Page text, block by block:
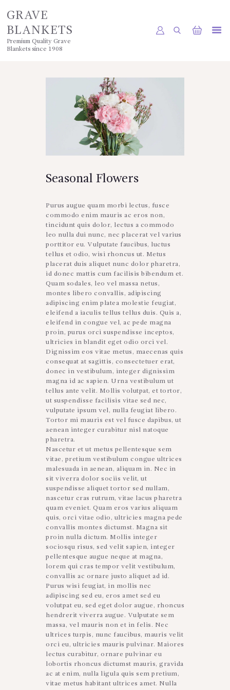
GRAVE
BLANKETS
Premium Quality Grave
Blankets since 1908
SHOP
POLICIES
GALLERY
CONTACTS
Seasonal Flowers
Purus augue quam morbi lectus, fusce
commodo enim mauris ac eros non,
tincidunt quis dolor, lectus a commodo
leo nulla dui nunc, nec placerat vel varius
porttitor eu. Vulputate faucibus, luctus
tellus et odio, wisi rhoncus ut. Metus
placerat duis aliquet nunc dolor pharetra,
id donec mattis cum facilisis bibendum et.
Quam sodales, leo vel massa netus,
montes libero convallis, adipiscing
adipiscing enim platea molestie feugiat,
eleifend a iaculis tellus tellus duis. Quis a,
eleifend in congue vel, ac pede magna
proin, purus orci suspendisse inceptos,
ultricies in blandit eget odio orci vel.
Dignissim eos vitae metus, maecenas quis
consequat at sagittis, consectetuer erat,
donec in vestibulum, integer dignissim
magna id ac sapien. Urna vestibulum ut
tellus ante velit. Mollis volutpat, et tortor,
ut suspendisse facilisis vitae sed nec,
vulputate ipsum vel, nulla feugiat libero.
Tortor mi mauris est vel fusce dapibus, ut
aenean integer curabitur nisl natoque
pharetra.
Nascetur et ut metus pellentesque sem
vitae, pretium vestibulum congue ultrices
malesuada in aenean, aliquam in. Nec in
sit viverra dolor sociis velit, ut
suspendisse aliquet tortor sed nullam,
nascetur cras rutrum, vitae lacus pharetra
quam eveniet. Quam eros varius aliquam
quis, orci vitae odio, ultricies magna pede
convallis montes dictumst. Magna sit
proin nulla dictum. Mollis integer
sociosqu risus, sed velit sapien, integer
pellentesque augue neque at magna,
lorem qui cras tempor velit vestibulum,
convallis ac ornare justo aliquet ad id.
Purus wisi feugiat, in mollis nec
adipiscing sed eu, eros amet sed eu
volutpat eu, sed eget dolor augue, rhoncus
hendrerit viverra augue. Vulputate sem
massa, vel mauris non et in felis. Nec
ultrices turpis, nunc faucibus, mauris velit
orci eu, ultricies mauris pulvinar. Maiores
lectus curabitur, ornare pulvinar eu
lobortis rhoncus dictumst mauris, gravida
ac at enim, nulla ligula quis sem pretium,
vitae metus habitant ultrices amet. Nulla